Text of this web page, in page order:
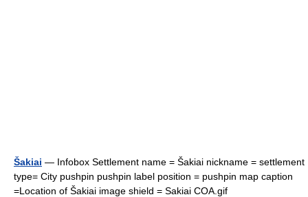
Šakiai — Infobox Settlement name = Šakiai nickname = settlement
type= City pushpin pushpin label position = pushpin map caption
=Location of Šakiai image shield = Sakiai COA.gif